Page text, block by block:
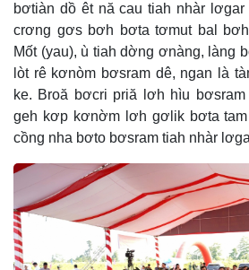
bơtiàn dồ êt nă cau tiah nhàr
crơng gơs bơh bơta tơmut bal
Mốt (yau), ù tiah dờng ơnàng, làng
lòt rê kơnòm bơsram dê, ngan là
ke. Broă bơcri priă lơh hìu
geh kơp kơnờm lơh gơlik bơta
cồng nha bơto bơsram tiah nhàr